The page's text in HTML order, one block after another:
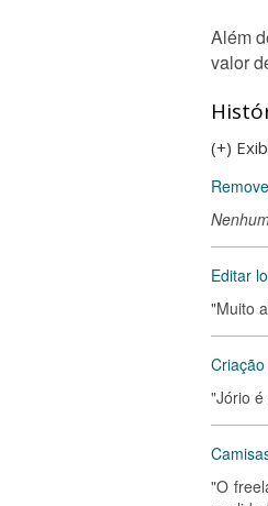
Além
valor
(+)
Editar
"Muito
"Jório
"O